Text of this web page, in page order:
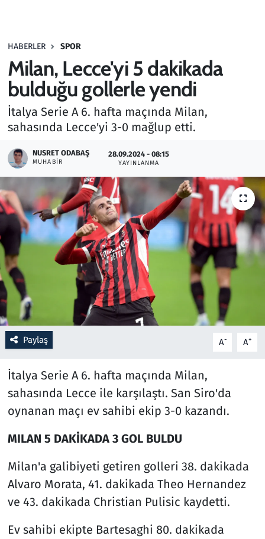
HABERLER SPOR
Milan, Lecce'yi 5 dakikada
bulduğu gollerle yendi
İtalya Serie A 6. hafta maçında Milan,
sahasında Lecce'yi 3-0 mağlup etti.
NUSRET ODABAŞ
MUHABIR
28.09.2024 - 08:15
YAYINLANMA
Paylaş A- A+
İtalya Serie A 6. hafta maçında Milan,
sahasında Lecce ile karşılaştı. San Siro'da
oynanan maçı ev sahibi ekip 3-0 kazandı.
MILAN 5 DAKİKADA 3 GOL BULDU
Milan'a galibiyeti getiren golleri 38. dakikada
Alvaro Morata, 41. dakikada Theo Hernandez
ve 43. dakikada Christian Pulisic kaydetti.
Ev sahibi ekipte Bartesaghi 80. dakikada
Haber
Kültür Sanat
Kurumsal Haberler
Otomobil
Oyun
Ramazan
Resmi İlanlar
Rüya Tabirleri
Sağlık
Savunma Sanayi
Seçim 2023
Spor
Teknoloji ve Bilim
Televizyon